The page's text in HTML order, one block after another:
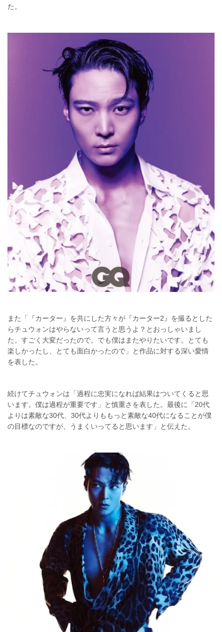
た。
また「『カーター』を共にした方々が『カーター2』を撮るとした
らチュウォンはやらないって言うと思うよ？とおっしゃいまし
た。すごく大変だったので。でも僕はまたやりたいです。とても
楽しかったし、とても面白かったので」と作品に対する深い愛情
を表した。
続けてチュウォンは「過程に忠実になれば結果はついてくると思
います。僕は過程が重要です」と慎重さを表した。最後に「20代
よりは素敵な30代、30代よりももっと素敵な40代になることが僕
の目標なのですが、うまくいってると思います」と伝えた。